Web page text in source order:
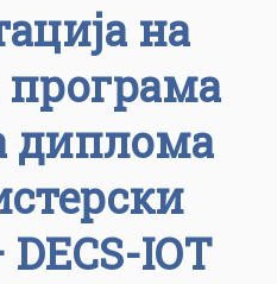
на
програма
диплома
IOT